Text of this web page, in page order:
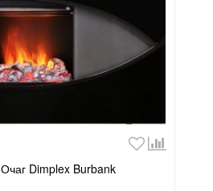
Очаг Dimplex Burbank